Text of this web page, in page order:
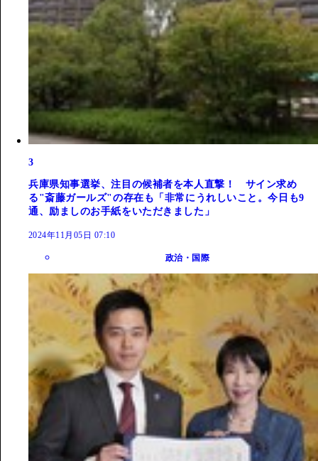
3
兵庫県知事選挙、注目の候補者を本人直撃！ サイン求め
る"斎藤ガールズ"の存在も「非常にうれしいこと。今日も9
通、励ましのお手紙をいただきました」
2024年11月05日 07:10
政治・国際